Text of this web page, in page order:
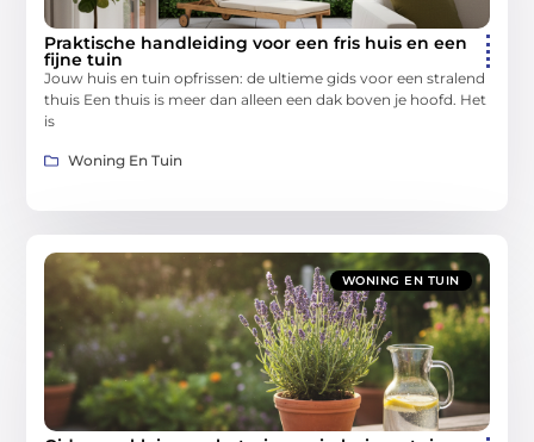
Praktische handleiding voor een fris huis en een
fijne tuin
Jouw huis en tuin opfrissen: de ultieme gids voor een stralend
thuis Een thuis is meer dan alleen een dak boven je hoofd. Het
is
Woning En Tuin
WONING EN TUIN